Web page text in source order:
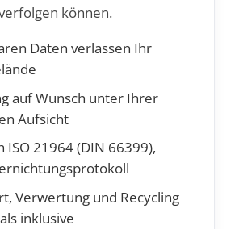
können.
Daten verlassen Ihr
auf Wunsch unter Ihrer
Aufsicht
ISO 21964 (DIN 66399),
Verwertung und Recycling
inklusive